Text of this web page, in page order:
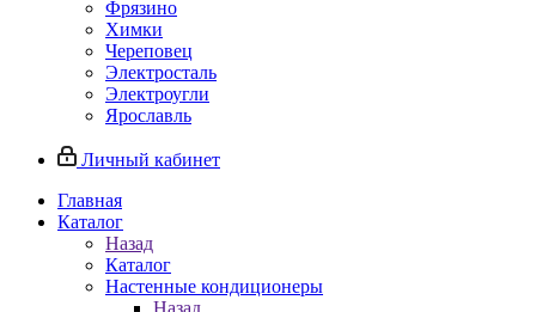
Фрязино
Химки
Череповец
Электросталь
Электроугли
Ярославль
Личный кабинет
Главная
Каталог
Назад
Каталог
Настенные кондиционеры
Назад